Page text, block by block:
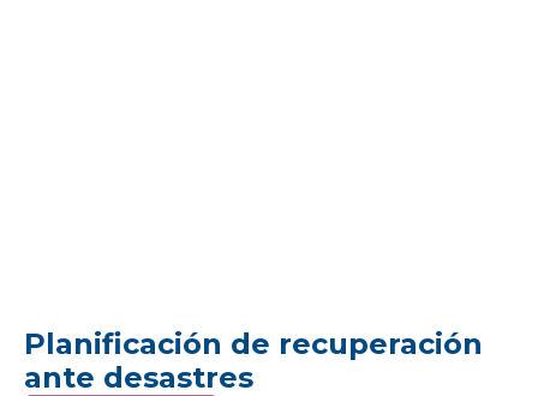
Planificación de recuperación
ante desastres